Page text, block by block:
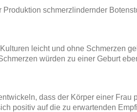
schmerzlindernder
leicht und ohne Schmerzen
würden zu einer Geburt
dass der Körper einer Frau
positiv auf die zu erwartenden